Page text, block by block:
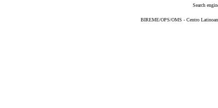
Search
BIREME/OPS/OMS - Centro